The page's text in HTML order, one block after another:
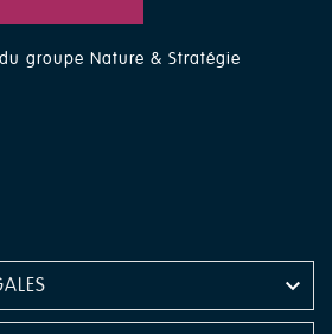
groupe Nature & Stratégie
